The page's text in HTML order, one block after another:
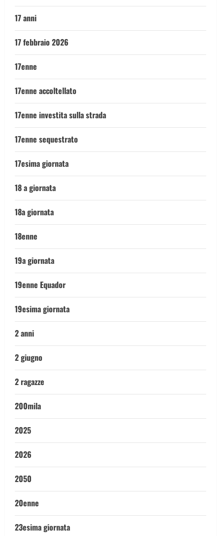
17 anni
17 febbraio 2026
17enne
17enne accoltellato
17enne investita sulla strada
17enne sequestrato
17esima giornata
18 a giornata
18a giornata
18enne
19a giornata
19enne Equador
19esima giornata
2 anni
2 giugno
2 ragazze
200mila
2025
2026
2050
20enne
23esima giornata